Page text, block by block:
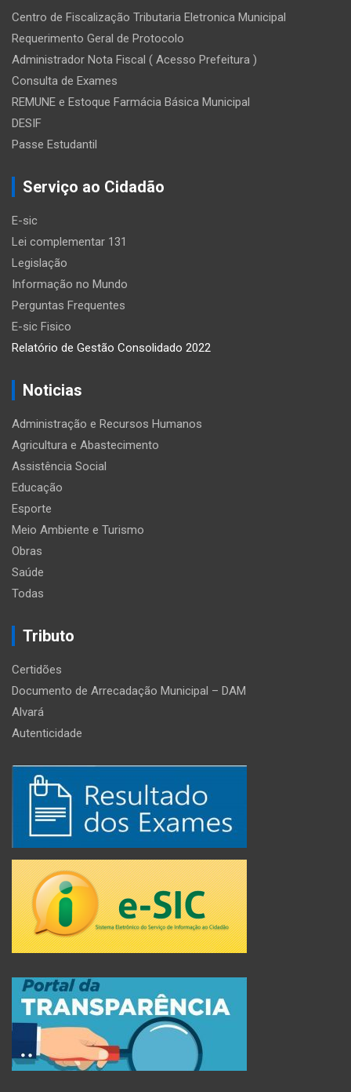
Centro de Fiscalização Tributaria Eletronica Municipal
Requerimento Geral de Protocolo
Administrador Nota Fiscal ( Acesso Prefeitura )
Consulta de Exames
REMUNE e Estoque Farmácia Básica Municipal
DESIF
Passe Estudantil
Serviço ao Cidadão
E-sic
Lei complementar 131
Legislação
Informação no Mundo
Perguntas Frequentes
E-sic Fisico
Relatório de Gestão Consolidado 2022
Noticias
Administração e Recursos Humanos
Agricultura e Abastecimento
Assistência Social
Educação
Esporte
Meio Ambiente e Turismo
Obras
Saúde
Todas
Tributo
Certidões
Documento de Arrecadação Municipal – DAM
Alvará
Autenticidade